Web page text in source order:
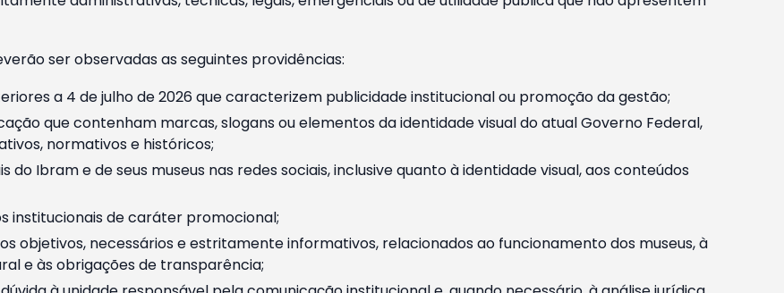
ser observadas as seguintes providências:
a 4 de julho de 2026 que caracterizem publicidade institucional ou promoção da gestão;
que contenham marcas, slogans ou elementos da identidade visual do atual Governo Federal,
normativos e históricos;
Ibram e de seus museus nas redes sociais, inclusive quanto à identidade visual, aos conteúdos
institucionais de caráter promocional;
objetivos, necessários e estritamente informativos, relacionados ao funcionamento dos museus, à
e às obrigações de transparência;